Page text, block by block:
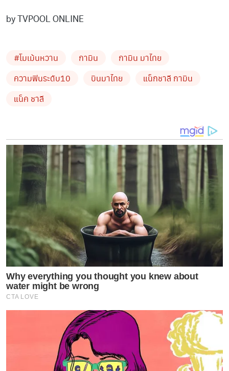
by TVPOOL ONLINE
#โมเม้นหวาน​ กามิน
กามิน มาไทย
ความฟินระดับ10
บินมาไทย
แน็กชาลี กามิน
แน็ค ชาลี
Why everything you thought you knew about
water might be wrong
CTA LOVE